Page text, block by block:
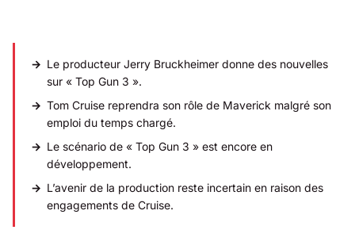
Le producteur Jerry Bruckheimer donne des nouvelles
sur « Top Gun 3 ».
Tom Cruise reprendra son rôle de Maverick malgré son
emploi du temps chargé.
Le scénario de « Top Gun 3 » est encore en
développement.
L’avenir de la production reste incertain en raison des
engagements de Cruise.